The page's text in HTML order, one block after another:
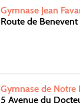
Gymnase Jean
Route de
Gymnase de Notre
5 Avenue du